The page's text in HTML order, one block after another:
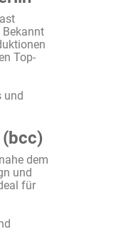
Bekannt
Top-
und
nahe dem
und
für